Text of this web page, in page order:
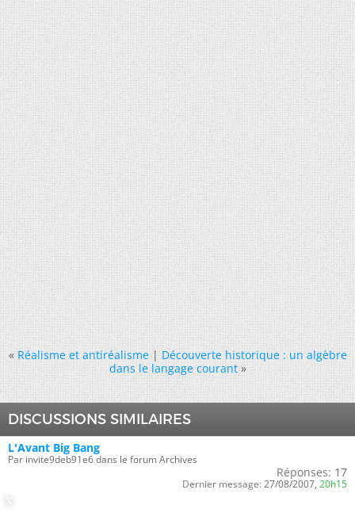
« Réalisme et antiréalisme|Découverte historique : un algèbre
dans le langage courant »
DISCUSSIONS SIMILAIRES
L'Avant Big Bang
Par invite9deb91e6 dans le forum Archives
Réponses: 17
Dernier message: 27/08/2007, 20h15